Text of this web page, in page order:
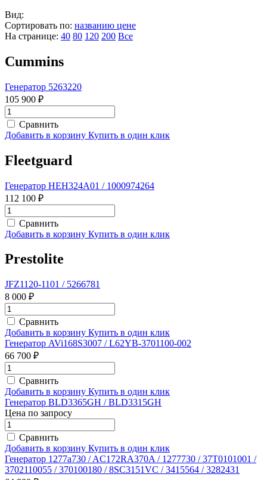
Вид:
Сортировать по: названию цене
На странице: 40 80 120 200 Все
Cummins
Генератор 5263220
105 900 ₽
Сравнить
Добавить в корзину Купить в один клик
Fleetguard
Генератор HEH324A01 / 1000974264
112 100 ₽
Сравнить
Добавить в корзину Купить в один клик
Prestolite
JFZ1120-1101 / 5266781
8 000 ₽
Сравнить
Добавить в корзину Купить в один клик
Генератор AVi168S3007 / L62YB-3701100-002
66 700 ₽
Сравнить
Добавить в корзину Купить в один клик
Генератор BLD3365GH / BLD3315GH
Цена по запросу
Сравнить
Добавить в корзину Купить в один клик
Генератор 1277a730 / AC172RA370A / 1277730 / 37T0101001 /
3702110055 / 370100180 / 8SC3151VC / 3415564 / 3282431